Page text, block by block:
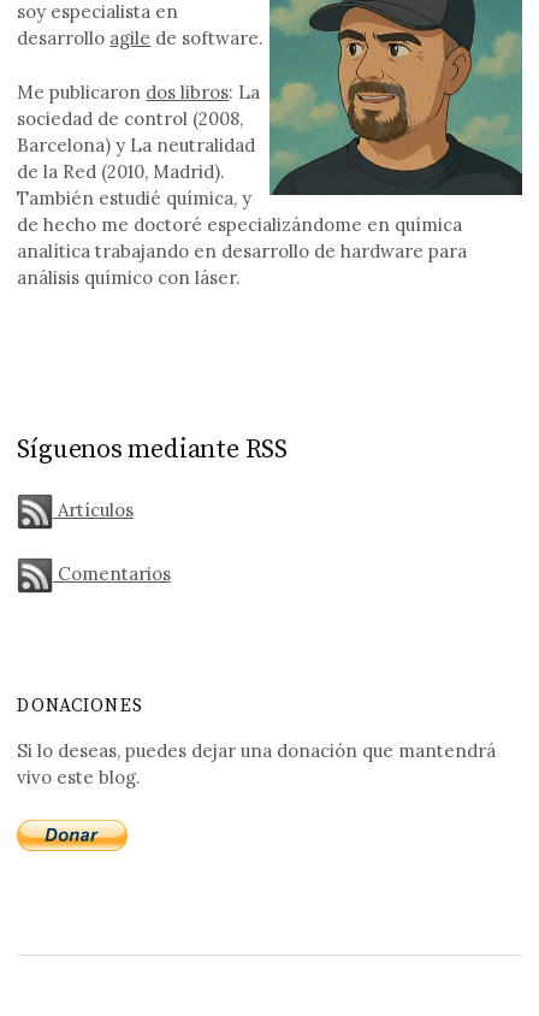
soy especialista en
desarrollo agile de software.
Me publicaron dos libros: La
sociedad de control (2008,
Barcelona) y La neutralidad
de la Red (2010, Madrid).
También estudié química, y
de hecho me doctoré especializándome en química
analítica trabajando en desarrollo de hardware para
análisis químico con láser.
Síguenos mediante RSS
Artículos
Comentarios
DONACIONES
Si lo deseas, puedes dejar una donación que mantendrá
vivo este blog.